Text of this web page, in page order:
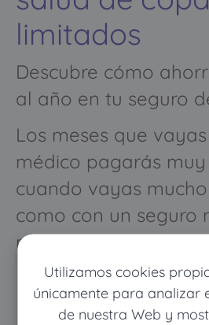
Utilizamos cookies
únicamente para analizar
de nuestra Web y
limitados
Descubre cómo
al año en tu seguro
Los meses que
médico pagarás
cuando vayas
como con un seguro
normal